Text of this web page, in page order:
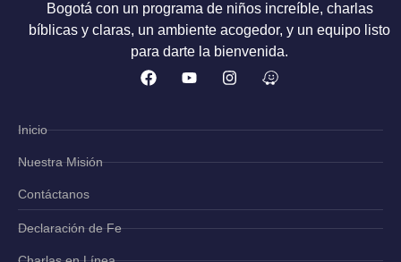
Bogotá con un programa de niños increíble, charlas
bíblicas y claras, un ambiente acogedor, y un equipo listo
para darte la bienvenida.
Inicio
Nuestra Misión
Contáctanos
Declaración de Fe